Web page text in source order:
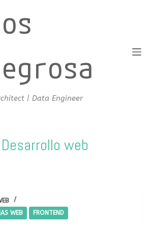
| Data Engineer
Desarrollo web
WEB
FRONTEND